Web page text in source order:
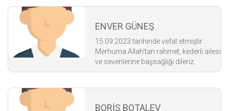
ENVER GÜNEŞ
15.09.2023 tarihinde vefat etmiştir.
Merhuma Allah'tan rahmet, kederli ailesi
ve sevenlerine başsağlığı dileriz.
BORİS BOTALEV